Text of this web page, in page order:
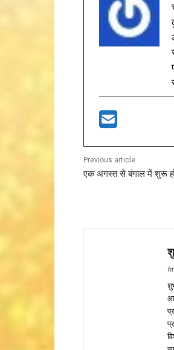
Previous article
एक अगस्त से बंगाल में शुरू